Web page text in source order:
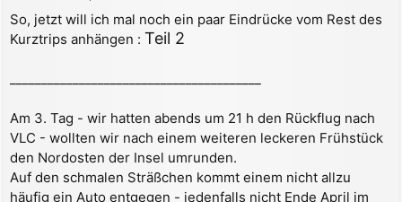
i
t
So, jetzt will ich mal noch ein paar Eindrücke vom Rest des
Kurztrips anhängen : Teil 2
Am 3. Tag - wir hatten abends um 21 h den Rückflug nach
VLC - wollten wir nach einem weiteren leckeren Frühstück
den Nordosten der Insel umrunden.
Auf den schmalen Sträßchen kommt einem nicht allzu
häufig ein Auto entgegen - jedenfalls nicht Ende April im